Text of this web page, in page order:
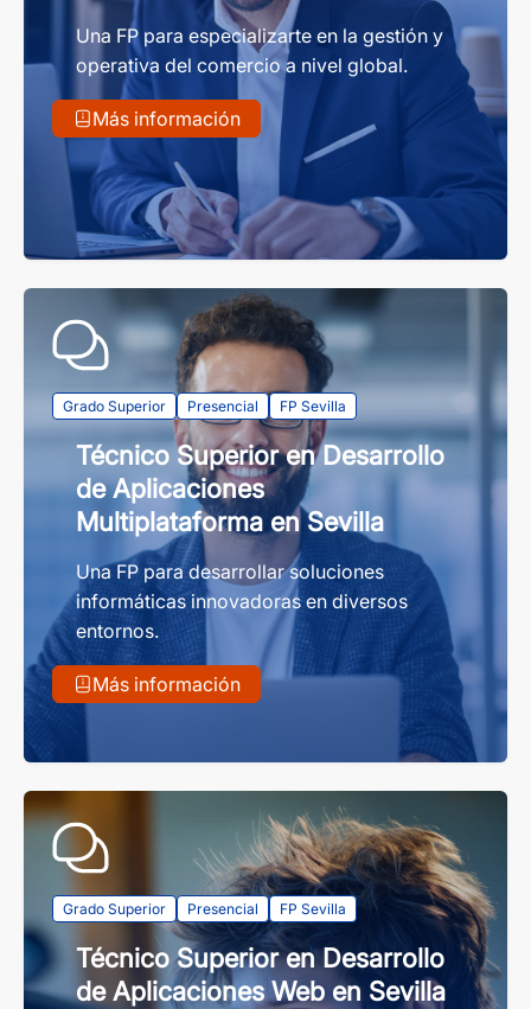
Una FP para especializarte en la gestión y
operativa del comercio a nivel global.
Más información
Grado Superior Presencial FP Sevilla
Técnico Superior en Desarrollo
de Aplicaciones
Multiplataforma en Sevilla
Una FP para desarrollar soluciones
informáticas innovadoras en diversos
entornos.
Más información
Grado Superior Presencial FP Sevilla
Técnico Superior en Desarrollo
de Aplicaciones Web en Sevilla